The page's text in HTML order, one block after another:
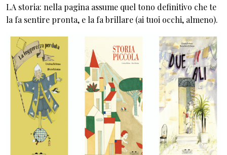
LA storia: nella pagina assume quel tono definitivo che te
la fa sentire pronta, e la fa brillare (ai tuoi occhi, almeno).